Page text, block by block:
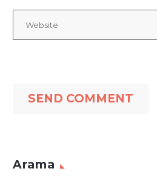
SEND COMMENT
Arama